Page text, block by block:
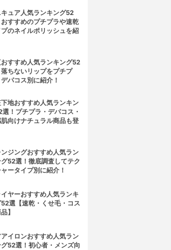
キュア人気ランキング52
すすめのプチプラや速乾
プのネイルポリッシュを紹
おすすめ人気ランキング52
ちないリップをプチプ
パコス別に紹介！
地おすすめ人気ランキン
選！プチプラ・デパコス・
向けナチュラル商品も登
ンジングおすすめ人気ラン
グ52選！徹底調査してテク
ータイプ別に紹介！
イヤーおすすめ人気ランキ
52選【速乾・くせ毛・コス
】
イロンおすすめ人気ラン
グ52選！初心者・メンズ向